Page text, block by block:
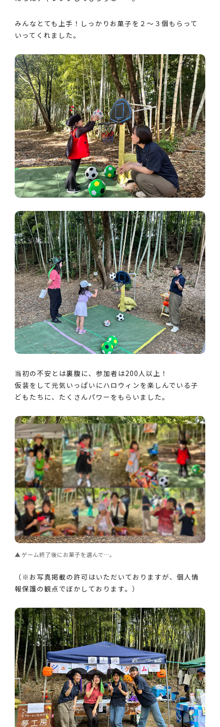
みんなとても上手！しっかりお菓子を２～３個もらって
いってくれました。
当初の不安とは裏腹に、参加者は200人以上！
仮装をして元気いっぱいにハロウィンを楽しんでいる子
どもたちに、たくさんパワーをもらいました。
ゲーム終了後にお菓子を選んで…。
（※お写真掲載の許可はいただいておりますが、個人情
報保護の観点でぼかしております。）